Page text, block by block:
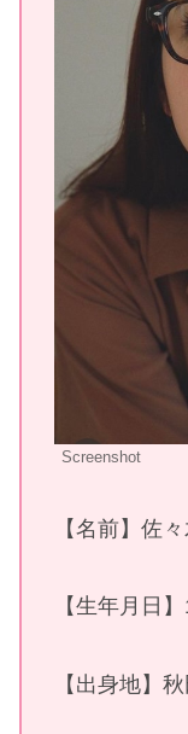
Screenshot
【名前】佐
【生年月日
【出身地】